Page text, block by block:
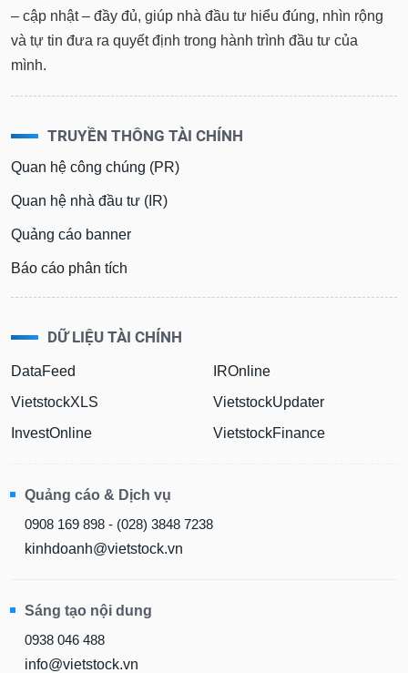
– cập nhật – đầy đủ, giúp nhà đầu tư hiểu đúng, nhìn rộng
và tự tin đưa ra quyết định trong hành trình đầu tư của
mình.
TRUYỀN THÔNG TÀI CHÍNH
Quan hệ công chúng (PR)
Quan hệ nhà đầu tư (IR)
Quảng cáo banner
Báo cáo phân tích
DỮ LIỆU TÀI CHÍNH
DataFeed
VietstockXLS
InvestOnline
IROnline
VietstockUpdater
VietstockFinance
Quảng cáo & Dịch vụ
0908 169 898 - (028) 3848 7238
kinhdoanh@vietstock.vn
Sáng tạo nội dung
0938 046 488
info@vietstock.vn